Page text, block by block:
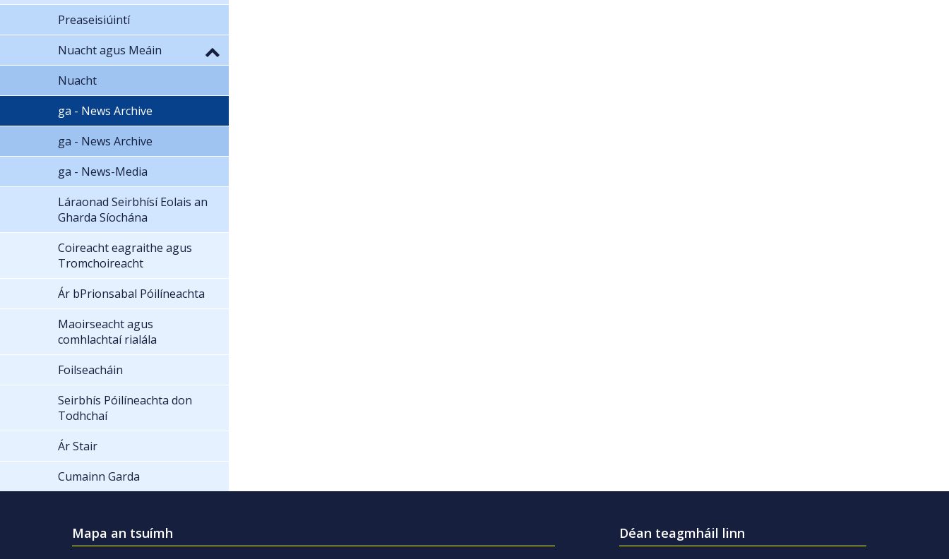
Preaseisiúintí
Nuacht agus Meáin
Nuacht
ga - News Archive
ga - News Archive
ga - News-Media
Láraonad Seirbhísí Eolais an
Gharda Síochána
Coireacht eagraithe agus
Tromchoireacht
Ár bPrionsabal Póilíneachta
Maoirseacht agus
comhlachtaí rialála
Foilseacháin
Seirbhís Póilíneachta don
Todhchaí
Ár Stair
Cumainn Garda
Mapa an tsuímh Déan teagmháil linn